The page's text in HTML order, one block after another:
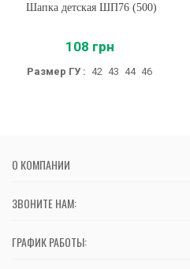
Шапка детская ШП76 (500)
108 грн
Размер ГУ : 42 43 44 46
О КОМПАНИИ
ЗВОНИТЕ НАМ:
ГРАФИК РАБОТЫ: